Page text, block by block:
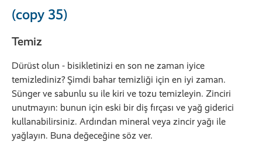
(copy 35)
Temiz
Dürüst olun - bisikletinizi en son ne zaman iyice
temizlediniz? Şimdi bahar temizliği için en iyi zaman.
Sünger ve sabunlu su ile kiri ve tozu temizleyin. Zinciri
unutmayın: bunun için eski bir diş fırçası ve yağ giderici
kullanabilirsiniz. Ardından mineral veya zincir yağı ile
yağlayın. Buna değeceğine söz ver.